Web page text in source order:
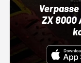
ZX 8000